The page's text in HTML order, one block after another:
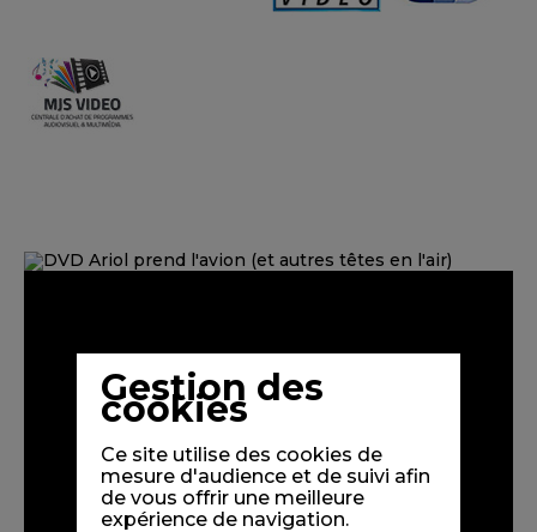
Gestion des
cookies
Ce site utilise des cookies de
mesure d'audience et de suivi afin
de vous offrir une meilleure
expérience de navigation.